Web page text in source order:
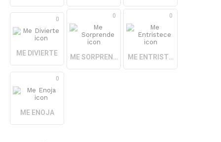
0
ME DIVIERTE
0
ME SORPRENDE
0
ME ENTRISTECE
0
ME ENOJA